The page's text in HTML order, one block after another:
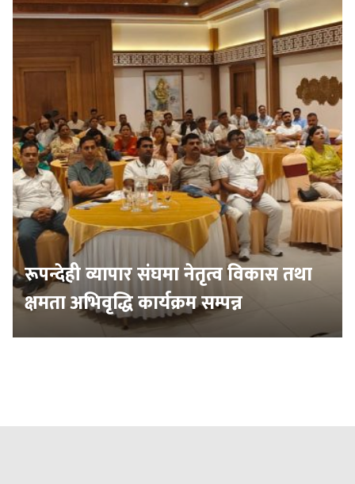
रूपन्देही व्यापार संघमा नेतृत्व विकास तथा
क्षमता अभिवृद्धि कार्यक्रम सम्पन्न